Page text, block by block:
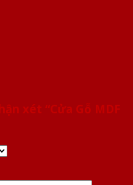
xét “Cửa Gỗ MDF